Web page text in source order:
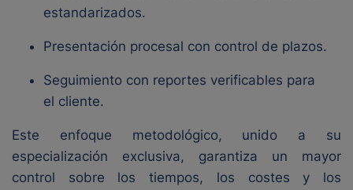
estandarizados.
Presentación procesal con control de plazos.
Seguimiento con reportes verificables para
el cliente.
Este enfoque metodológico, unido a su
especialización exclusiva, garantiza un mayor
control sobre los tiempos, los costes y los